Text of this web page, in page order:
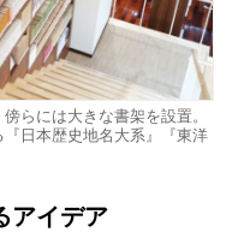
らには大きな書架を設置。
日本歴史地名大系』『東洋
アイデア